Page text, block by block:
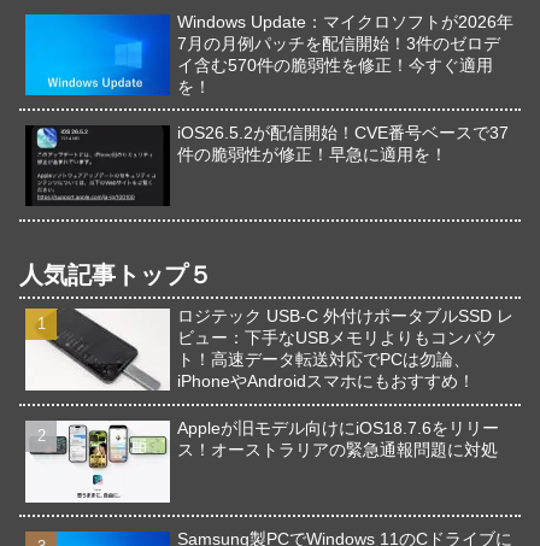
Windows Update：マイクロソフトが2026年
7月の月例パッチを配信開始！3件のゼロデ
イ含む570件の脆弱性を修正！今すぐ適用
を！
iOS26.5.2が配信開始！CVE番号ベースで37
件の脆弱性が修正！早急に適用を！
人気記事トップ５
ロジテック USB-C 外付けポータブルSSD レ
ビュー：下手なUSBメモリよりもコンパク
ト！高速データ転送対応でPCは勿論、
iPhoneやAndroidスマホにもおすすめ！
Appleが旧モデル向けにiOS18.7.6をリリー
ス！オーストラリアの緊急通報問題に対処
Samsung製PCでWindows 11のCドライブに